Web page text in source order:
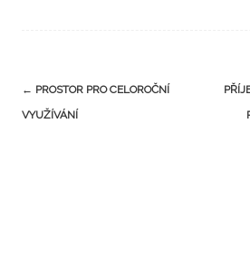
Post
navigation
← PROSTOR PRO CELOROČNÍ
VYUŽÍVÁNÍ